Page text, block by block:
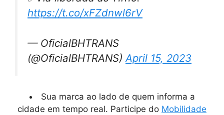
https://t.co/xFZdnwl6rV
— OficialBHTRANS
(@OficialBHTRANS) April 15, 2023
Sua marca ao lado de quem informa a
cidade em tempo real. Participe do Mobilidade